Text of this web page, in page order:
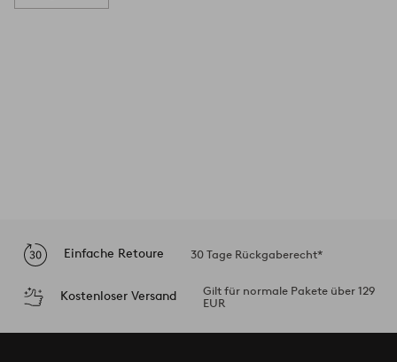
Einfache Retoure 30 Tage Rückgaberecht*
Kostenloser Versand
Gilt für normale Pakete über 129
EUR